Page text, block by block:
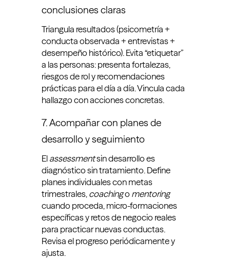
conclusiones claras
Triangula resultados (psicometría +
conducta observada + entrevistas +
desempeño histórico). Evita “etiquetar”
a las personas: presenta fortalezas,
riesgos de rol y recomendaciones
prácticas para el día a día. Vincula cada
hallazgo con acciones concretas.
7. Acompañar con planes de
desarrollo y seguimiento
Elassessmentsin desarrollo es
diagnóstico sin tratamiento. Define
planes individuales con metas
trimestrales, coachingo mentoring
cuando proceda, micro-formaciones
específicas y retos de negocio reales
para practicar nuevas conductas.
Revisa el progreso periódicamente y
ajusta.